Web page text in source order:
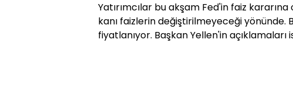
Yatırımcılar bu akşam Fed'in faiz
kanı faizlerin değiştirilmeyeceği yönünde.
fiyatlanıyor. Başkan Yellen'in açıklamaları